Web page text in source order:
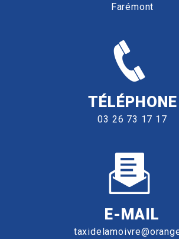
Farémont
TÉLÉPHONE
03 26 73 17 17
E-MAIL